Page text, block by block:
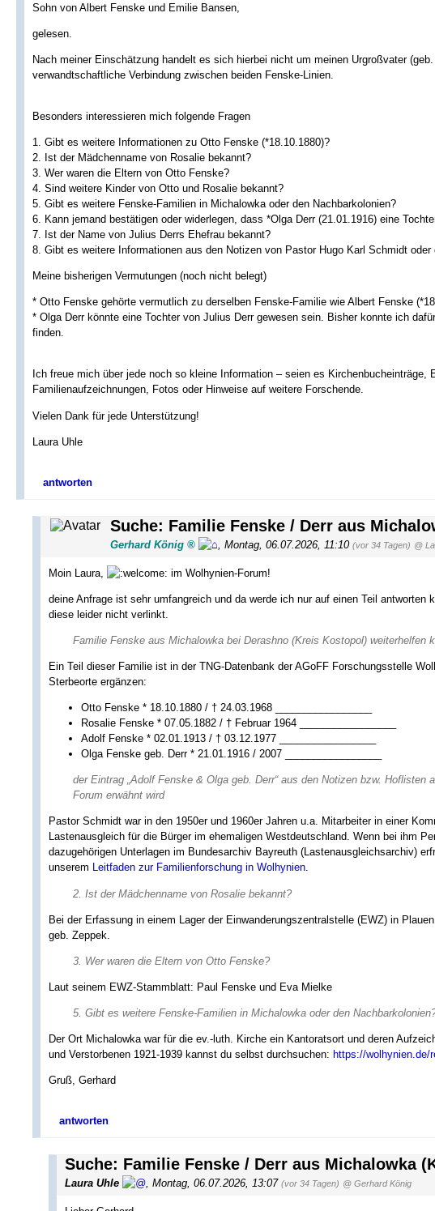
Sohn von Albert Fenske und Emilie Bansen,
gelesen.
Nach meiner Einschätzung handelt es sich hierbei nicht um meinen Urgroßvater
verwandtschaftliche Verbindung zwischen beiden Fenske-Linien.
Besonders interessieren mich folgende Fragen
1. Gibt es weitere Informationen zu Otto Fenske (*18.10.1880)?
2. Ist der Mädchenname von Rosalie bekannt?
3. Wer waren die Eltern von Otto Fenske?
4. Sind weitere Kinder von Otto und Rosalie bekannt?
5. Gibt es weitere Fenske-Familien in Michalowka oder den Nachbarkolonien?
6. Kann jemand bestätigen oder widerlegen, dass *Olga Derr (21.01.1916) eine
7. Ist der Name von Julius Derrs Ehefrau bekannt?
8. Gibt es weitere Informationen aus den Notizen von Pastor Hugo Karl Schmidt
Meine bisherigen Vermutungen (noch nicht belegt)
* Otto Fenske gehörte vermutlich zu derselben Fenske-Familie wie Albert Fenske
* Olga Derr könnte eine Tochter von Julius Derr gewesen sein. Bisher konnte ich
finden.
Ich freue mich über jede noch so kleine Information – seien es Kirchenbucheinträge,
Familienaufzeichnungen, Fotos oder Hinweise auf weitere Forschende.
Vielen Dank für jede Unterstützung!
Laura Uhle
antworten
Suche: Familie Fenske / Derr aus
Gerhard König Montag, 06.07.2026, 11:10 (vor 34 Tagen) @
Moin Laura, im Wolhynien-Forum!
deine Anfrage ist sehr umfangreich und da werde ich nur auf einen Teil
diese leider nicht verlinkt.
Familie Fenske aus Michalowka bei Derashno (Kreis Kostopol) weiterhelfen
Ein Teil dieser Familie ist in der TNG-Datenbank der AGoFF Forschungsstelle
Sterbeorte ergänzen:
Otto Fenske * 18.10.1880 / † 24.03.1968 _________________
Rosalie Fenske * 07.05.1882 / † Februar 1964 _________________
Adolf Fenske * 02.01.1913 / † 03.12.1977 _________________
Olga Fenske geb. Derr * 21.01.1916 / 2007 _________________
der Eintrag „Adolf Fenske & Olga geb. Derr“ aus den Notizen bzw.
Forum erwähnt wird
Pastor Schmidt war in den 1950er und 1960er Jahren u.a. Mitarbeiter in einer
Lastenausgleich für die Bürger im ehemaligen Westdeutschland. Wenn bei ihm
dazugehörigen Unterlagen im Bundesarchiv Bayreuth (Lastenausgleichsarchiv)
unserem Leitfaden zur Familienforschung in Wolhynien.
2. Ist der Mädchenname von Rosalie bekannt?
Bei der Erfassung in einem Lager der Einwanderungszentralstelle (EWZ) in
geb. Zeppek.
3. Wer waren die Eltern von Otto Fenske?
Laut seinem EWZ-Stammblatt: Paul Fenske und Eva Mielke
5. Gibt es weitere Fenske-Familien in Michalowka oder den
Der Ort Michalowka war für die ev.-luth. Kirche ein Kantoratsort und deren
und Verstorbenen 1921-1939 kannst du selbst durchsuchen: https://wolhynien.de/
Gruß, Gerhard
antworten
Suche: Familie Fenske / Derr aus Michalowka
Laura Uhle , Montag, 06.07.2026, 13:07 (vor 34 Tagen) @ Gerhard König